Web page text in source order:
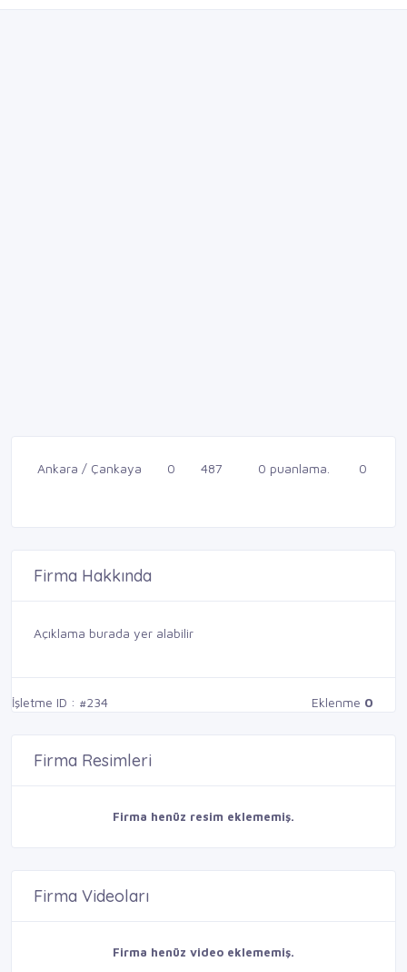
Ankara / Çankaya 0 487 0 puanlama. 0
Firma Hakkında
Açıklama burada yer alabilir
İşletme ID : #234 Eklenme 0
Firma Resimleri
Firma henüz resim eklememiş.
Firma Videoları
Firma henüz video eklememiş.